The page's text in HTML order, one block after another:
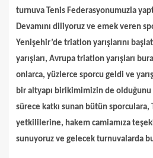
turnuva Tenis Federasyonumuzla
Devamını diliyoruz ve emek veren
Yenişehir’de triatlon yarışlarını
yarışları, Avrupa triatlon yarışları
onlarca, yüzlerce sporcu geldi ve
bir altyapı birikimimizin de
sürece katkı sunan bütün sporculara,
yetkililerine, hakem camiamıza
sunuyoruz ve gelecek turnuvalarda